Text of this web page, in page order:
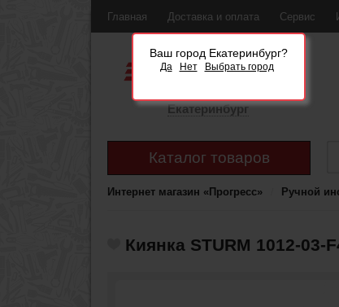
Главная Доставка и оплата Сервис
Ваш город Екатеринбург?
Да Нет Выбрать город
Екатеринбург
Каталог товаров
Интернет магазин «Прогресс» Ручной
Киянка STURM 1012-03-